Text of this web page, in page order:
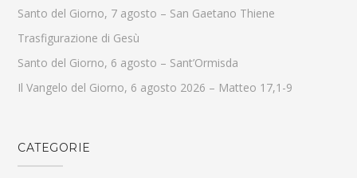
Santo del Giorno, 7 agosto – San Gaetano Thiene
Trasfigurazione di Gesù
Santo del Giorno, 6 agosto – Sant’Ormisda
Il Vangelo del Giorno, 6 agosto 2026 – Matteo 17,1-9
CATEGORIE